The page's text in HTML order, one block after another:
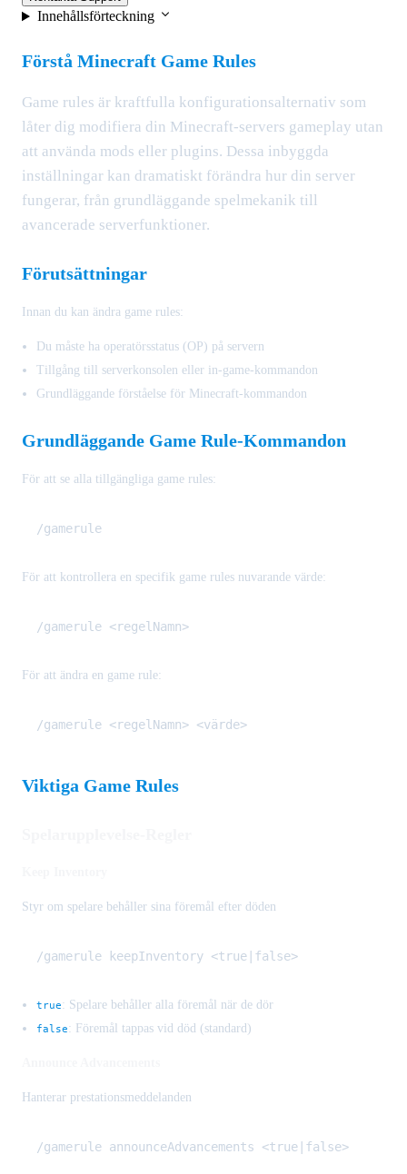
Innehållsförteckning
Förstå Minecraft Game Rules
Game rules är kraftfulla konfigurationsalternativ som
låter dig modifiera din Minecraft-servers gameplay utan
att använda mods eller plugins. Dessa inbyggda
inställningar kan dramatiskt förändra hur din server
fungerar, från grundläggande spelmekanik till
avancerade serverfunktioner.
Förutsättningar
Innan du kan ändra game rules:
Du måste ha operatörsstatus (OP) på servern
Tillgång till serverkonsolen eller in-game-kommandon
Grundläggande förståelse för Minecraft-kommandon
Grundläggande Game Rule-Kommandon
För att se alla tillgängliga game rules:
För att kontrollera en specifik game rules nuvarande värde:
För att ändra en game rule:
Viktiga Game Rules
Styr om spelare behåller sina föremål efter döden
true: Spelare behåller alla föremål när de dör
false: Föremål tappas vid död (standard)
Hanterar prestationsmeddelanden